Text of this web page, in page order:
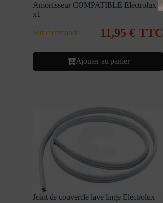
Amortisseur COMPATIBLE Electrolux
x1
Sur commande 11,95€ TTC
Ajouter au panier
Joint de couvercle lave linge Electrolux